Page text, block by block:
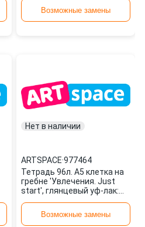
ARTSPACEВозможные замены
Нет в наличии
ARTSPACE·977464
Тетрадь 96л. А5 клетка на
гребне 'Увлечения. Just
start', глянцевый уф-лак:
977464 ARTSPACE
Возможные замены